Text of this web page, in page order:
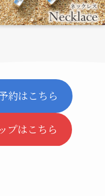
約はこちら
プはこちら